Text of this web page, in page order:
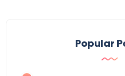
Popular